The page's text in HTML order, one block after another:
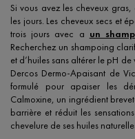
Si vous avez les cheveux
les jours. Les cheveux secs et
trois jours avec a un
Recherchez un shampoing
et d’huiles sans altérer le pH
Dercos Dermo-Apaisant de
formulé pour apaiser les
Calmoxine, un ingrédient
barrière et réduit les
chevelure de ses huiles